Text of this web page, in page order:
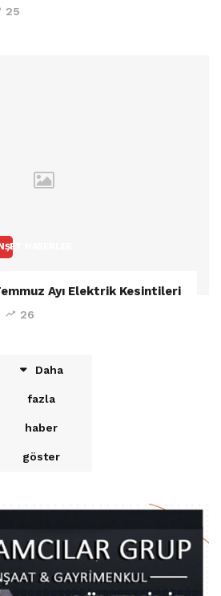
25
HABERLER
Ayı Elektrik Kesintileri
26
Daha
fazla
haber
göster